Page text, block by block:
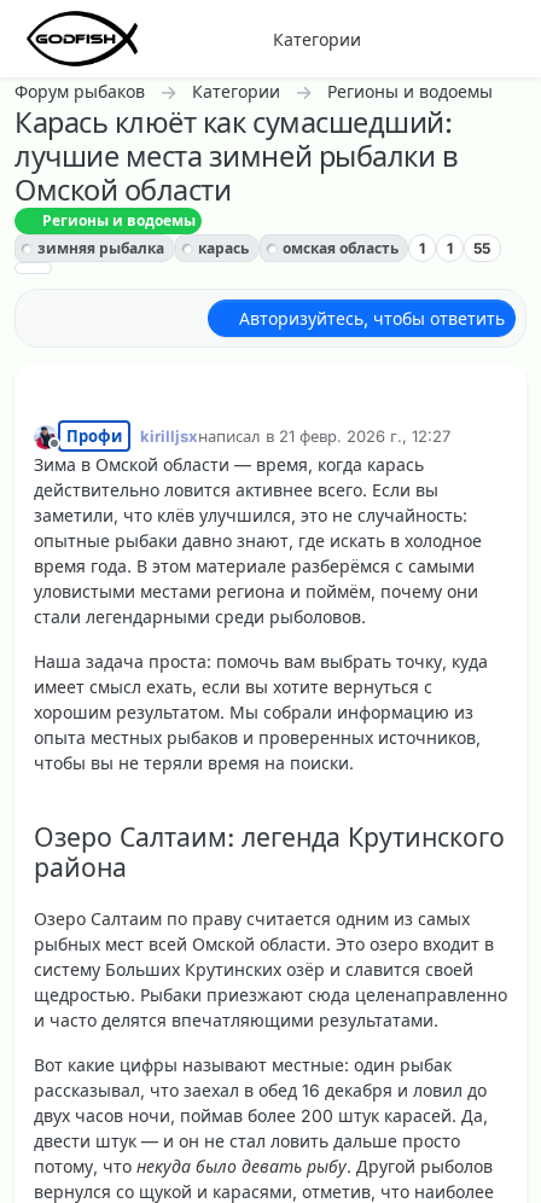
Перейти к содержанию
Категории
Форум рыбаков Категории Регионы и водоемы
Карась клюёт как сумасшедший:
лучшие места зимней рыбалки в
Омской области
Регионы и водоемы
зимняя рыбалка
карась омская область 1 1 55
Авторизуйтесь, чтобы ответить
Не в сети
Профи kirilljsxнаписал в 21 февр. 2026 г., 12:27
отредактировано
Зима в Омской области — время, когда карась
действительно ловится активнее всего. Если вы
заметили, что клёв улучшился, это не случайность:
опытные рыбаки давно знают, где искать в холодное
время года. В этом материале разберёмся с самыми
уловистыми местами региона и поймём, почему они
стали легендарными среди рыболовов.
Наша задача проста: помочь вам выбрать точку, куда
имеет смысл ехать, если вы хотите вернуться с
хорошим результатом. Мы собрали информацию из
опыта местных рыбаков и проверенных источников,
чтобы вы не теряли время на поиски.
Озеро Салтаим: легенда Крутинского
района
Озеро Салтаим по праву считается одним из самых
рыбных мест всей Омской области. Это озеро входит в
систему Больших Крутинских озёр и славится своей
щедростью. Рыбаки приезжают сюда целенаправленно
и часто делятся впечатляющими результатами.
Вот какие цифры называют местные: один рыбак
рассказывал, что заехал в обед 16 декабря и ловил до
двух часов ночи, поймав более 200 штук карасей. Да,
двести штук — и он не стал ловить дальше просто
потому, что некуда было девать рыбу. Другой рыболов
вернулся со щукой и карасями, отметив, что наиболее